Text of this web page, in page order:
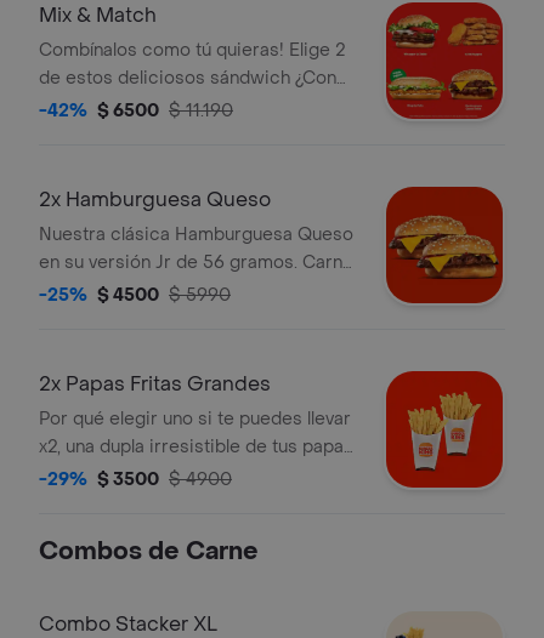
Mix & Match
Combínalos como tú quieras! Elige 2
de estos deliciosos sándwich ¿Con
cuáles te quedas?
-42% $ 6500 $ 11.190
2x Hamburguesa Queso
Nuestra clásica Hamburguesa Queso
en su versión Jr de 56 gramos. Carne
100% de res a la parrilla acompañada
-25% $ 4500 $ 5990
2x Papas Fritas Grandes
Por qué elegir uno si te puedes llevar
x2, una dupla irresistible de tus papas
fritas favoritas!
-29% $ 3500 $ 4900
Combos de Carne
Combo Stacker XL